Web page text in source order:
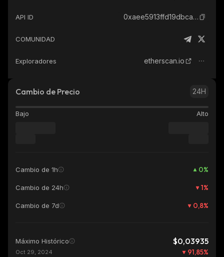
API ID 0xaee5913ffd19dbca4fd1ef6f3925ed0414407d37_ethereum
COMUNIDAD
Exploradores etherscan.io
Cambio de Precio 24H
Bajo Alto
Cambio de 1h 0%
Cambio de 24h 1%
Cambio de 7d 0,8%
Máximo Histórico $0,03935
Oct 29, 2024 91,85%